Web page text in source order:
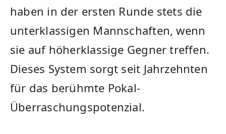
haben in der ersten Runde stets die
unterklassigen Mannschaften, wenn
sie auf höherklassige Gegner treffen.
Dieses System sorgt seit Jahrzehnten
für das berühmte Pokal-
Überraschungspotenzial.